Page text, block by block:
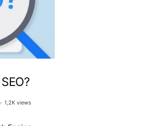
1,2K views